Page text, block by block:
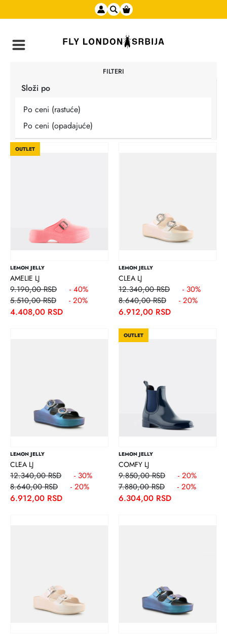
FILTERI
Složi po
Po ceni (rastuće)
Po ceni (opadajuće)
OUTLET
LEMON JELLY
AMELIE LJ
9.190,00 RSD
- 40%
5.510,00 RSD
- 20%
4.408,00 RSD
LEMON JELLY
CLEA LJ
12.340,00 RSD
- 30%
8.640,00 RSD
- 20%
6.912,00 RSD
LEMON JELLY
CLEA LJ
12.340,00 RSD
- 30%
8.640,00 RSD
- 20%
6.912,00 RSD
OUTLET
LEMON JELLY
COMFY LJ
9.850,00 RSD
- 20%
7.880,00 RSD
- 20%
6.304,00 RSD